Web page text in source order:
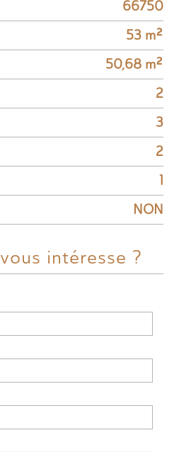
66750
53 m²
50,68 m²
2
3
2
1
NON
vous intéresse ?